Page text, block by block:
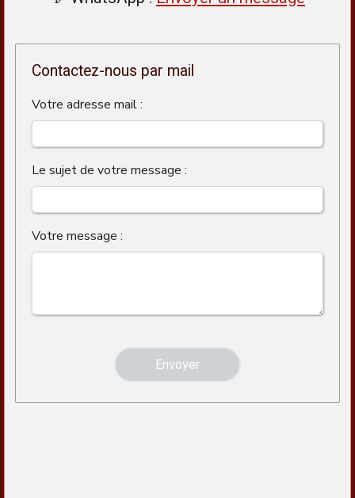
Contactez-nous par mail
Votre adresse mail :
Le sujet de votre message :
Votre message :